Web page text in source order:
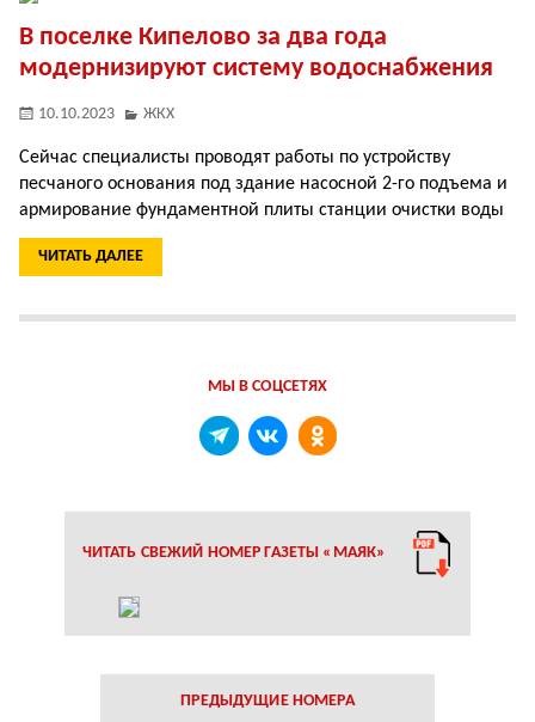
В поселке Кипелово за два года
модернизируют систему водоснабжения
10.10.2023 ЖКХ
Сейчас специалисты проводят работы по устройству
песчаного основания под здание насосной 2-го подъема и
армирование фундаментной плиты станции очистки воды
ЧИТАТЬ ДАЛЕЕ
МЫ В СОЦСЕТЯХ
ЧИТАТЬ СВЕЖИЙ НОМЕР ГАЗЕТЫ «МАЯК»
ПРЕДЫДУЩИЕ НОМЕРА